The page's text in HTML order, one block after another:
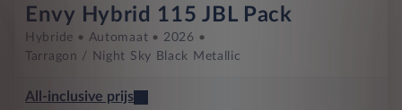
Envy Hybrid 115 JBL Pack
Hybride Automaat
2026
Tarragon / Night Sky Black Metallic
All-inclusive prijs